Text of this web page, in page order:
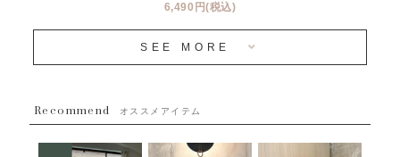
~３０００円
~５５００円
ハワイウェディングサービス
企業・法人様
6,490円(税込)
SEE MORE
Recommend オススメアイテム